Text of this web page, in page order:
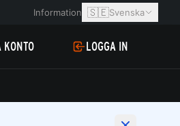
Information 🇸🇪Svenska
KONTO LOGGA IN